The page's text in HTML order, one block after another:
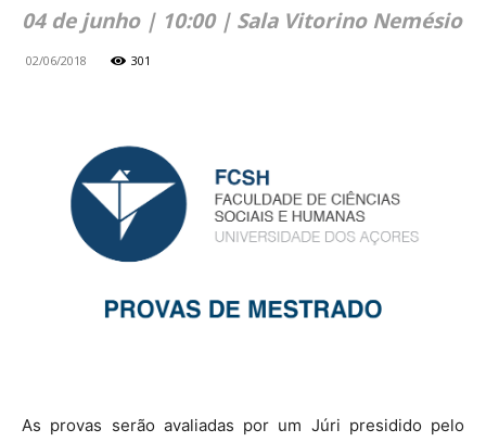
04 de junho | 10:00 | Sala Vitorino Nemésio
02/06/2018 301
As provas serão avaliadas por um Júri presidido pelo